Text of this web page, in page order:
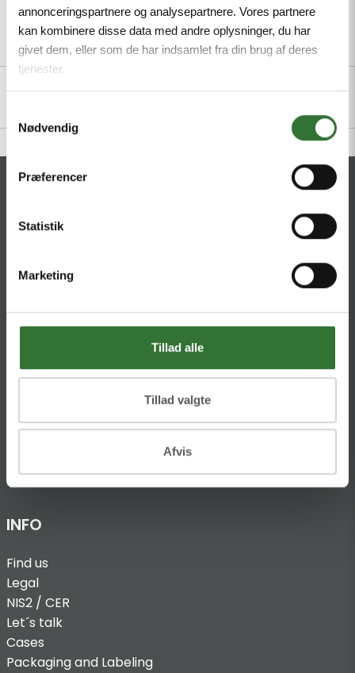
annonceringspartnere og analysepartnere. Vores partnere
kan kombinere disse data med andre oplysninger, du har
givet dem, eller som de har indsamlet fra din brug af deres
tjenester.
Nødvendig
Præferencer
Statistik
Marketing
Tillad alle
Tillad valgte
Afvis
Description Specifications Files
CONTACT
HQ:Hans Følsgaard A/S
DK-4600 Køge
Ellemosen 4
DK-8680 RY
+45 4320 8600
denmark@folsgaard.com
INFO
Find us
Legal
NIS2 / CER
Let´s talk
Cases
Packaging and Labeling